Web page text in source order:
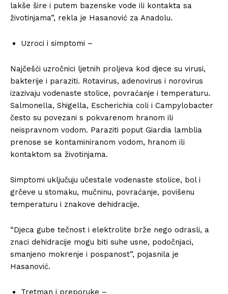
lakše šire i putem bazenske vode ili kontakta sa
životinjama”, rekla je Hasanović za Anadolu.
Uzroci i simptomi –
Najčešći uzročnici ljetnih proljeva kod djece su virusi,
bakterije i paraziti. Rotavirus, adenovirus i norovirus
izazivaju vodenaste stolice, povraćanje i temperaturu.
Salmonella, Shigella, Escherichia coli i Campylobacter
često su povezani s pokvarenom hranom ili
neispravnom vodom. Paraziti poput Giardia lamblia
prenose se kontaminiranom vodom, hranom ili
kontaktom sa životinjama.
Simptomi uključuju učestale vodenaste stolice, bol i
grčeve u stomaku, mučninu, povraćanje, povišenu
temperaturu i znakove dehidracije.
“Djeca gube tečnost i elektrolite brže nego odrasli, a
znaci dehidracije mogu biti suhe usne, podočnjaci,
smanjeno mokrenje i pospanost”, pojasnila je
Hasanović.
Tretman i preporuke –